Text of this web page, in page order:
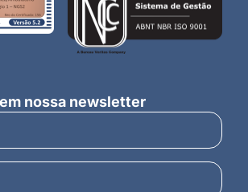
nossa newsletter